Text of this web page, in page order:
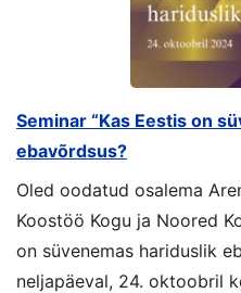
Seminar “Kas Eestis on
ebavõrdsus?
Oled oodatud osalema
Koostöö Kogu ja Noored
on süvenemas hariduslik
neljapäeval, 24. oktoobril